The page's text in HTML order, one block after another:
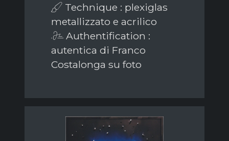
Technique : plexiglas
metallizzato e acrilico
Authentification :
autentica di Franco
Costalonga su foto